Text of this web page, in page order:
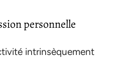
personnelle
intrinsèquement